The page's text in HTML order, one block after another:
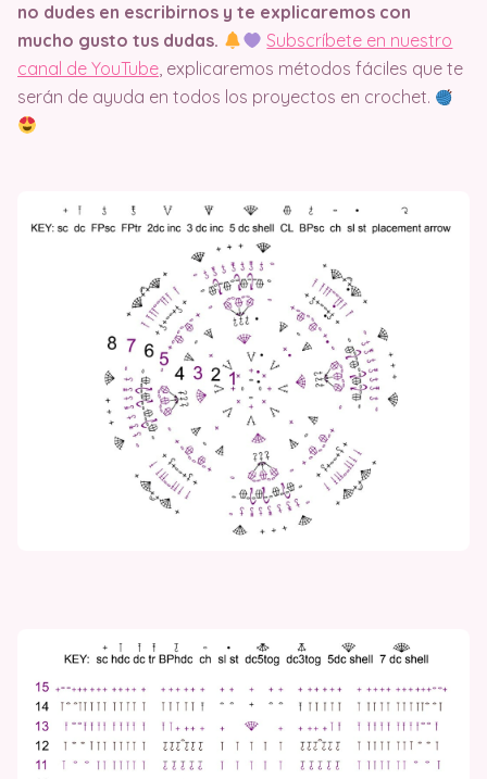
no dudes en escribirnos y te explicaremos con
mucho gusto tus dudas.
Subscríbete en nuestro
canal de YouTube, explicaremos métodos fáciles que te
serán de ayuda en todos los proyectos en crochet.